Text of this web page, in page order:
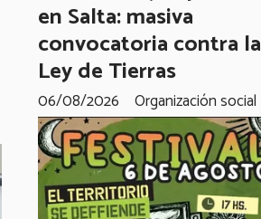
en Salta: masiva
convocatoria contra la
Ley de Tierras
Organización social
06/08/2026